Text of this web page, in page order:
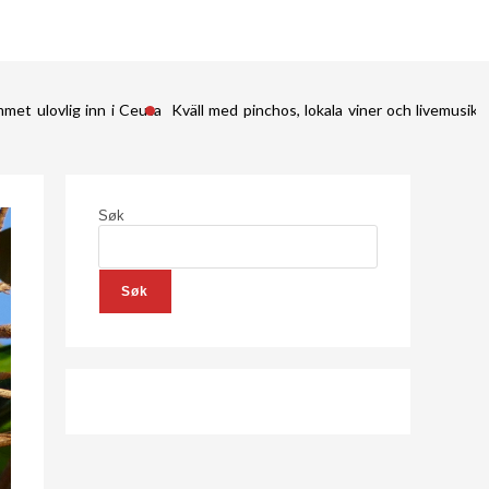
ulovlig inn i Ceuta Kväll med pinchos, lokala viner och livemusik
Søk
Søk